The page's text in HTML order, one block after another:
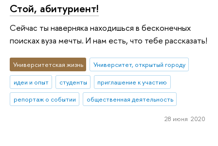
Стой, абитуриент!
Сейчас ты наверняка находишься в бесконечных
поисках вуза мечты. И нам есть, что тебе рассказать!
Университетская жизнь
Университет, открытый городу
идеи и опыт
студенты
приглашение к участию
репортаж о событии
общественная деятельность
28 июня 2020